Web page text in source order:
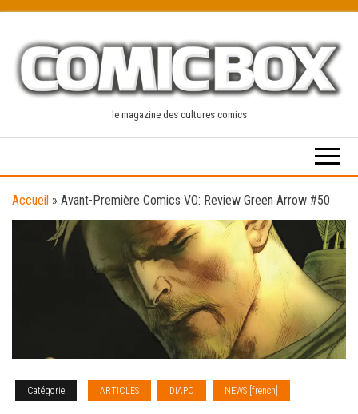
content
le magazine des cultures comics
Accueil » Avant-Première Comics VO: Review Green Arrow #50
Catégorie ARTICLES DIAPO NEWS [french]